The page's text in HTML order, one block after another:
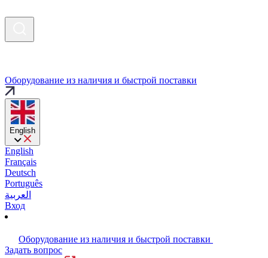
Оборудование из наличия и быстрой поставки
English
English
Français
Deutsch
Português
العربية
Вход
Оборудование из наличия и быстрой поставки
Задать вопрос